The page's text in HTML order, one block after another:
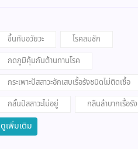
ขึ้นกับอวัยวะ
โรคลมชัก
กดภูมิคุ้มกันต้านทานโรค
กระเพาะปัสสาวะอักเสบเรื้อรังชนิดไม่ติดเชื้อ
กลั้นปัสสาวะไม่อยู่
กลืนลำบากเรื้อรัง
ดูเพิ่มเติม